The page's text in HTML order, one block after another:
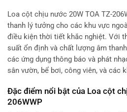
Loa cột chịu nước 20W TOA TZ-
thanh lý tưởng cho các khu vực
điều kiện thời tiết khắc nghiệt. Với
suất ổn định và chất lượng âm
các ứng dụng thông báo và phát
sân vườn, bể bơi, công viên, và các
Đặc điểm nổi bật của Loa cột
206WWP